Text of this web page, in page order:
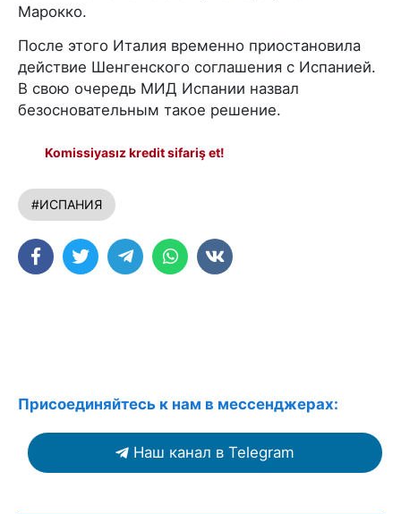
Марокко.
После этого Италия временно приостановила
действие Шенгенского соглашения с Испанией.
В свою очередь МИД Испании назвал
безосновательным такое решение.
Komissiyasız kredit sifariş et!
#ИСПАНИЯ
Присоединяйтесь к нам в мессенджерах:
Наш канал в Telegram